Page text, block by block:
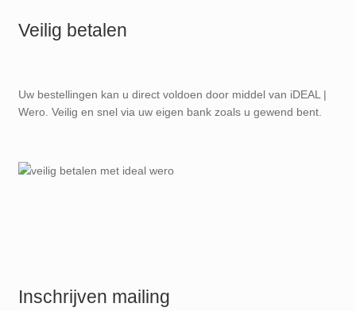
Veilig betalen
Uw bestellingen kan u direct voldoen door middel van iDEAL |
Wero. Veilig en snel via uw eigen bank zoals u gewend bent.
Inschrijven mailing